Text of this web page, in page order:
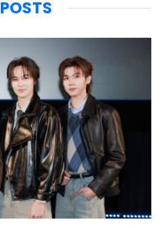
POSTS